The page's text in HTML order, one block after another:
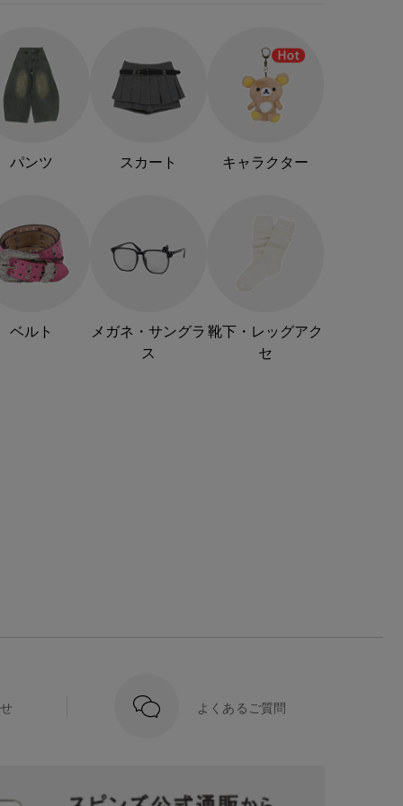
パンツ スカート キャラクター
ベルト
メガネ・サングラ
ス
靴下・レッグアク
セ
よくあるご質問